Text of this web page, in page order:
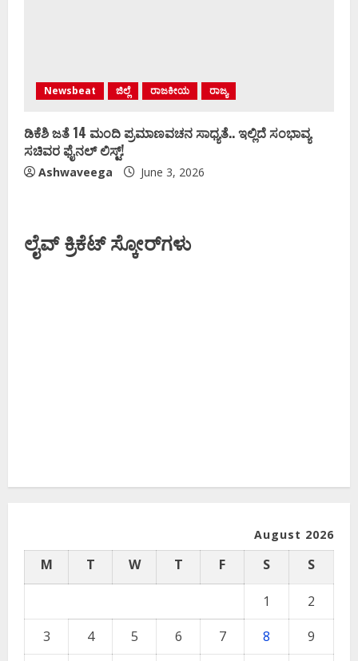
Newsbeat ಜಿಲ್ಲೆ ರಾಜಕೀಯ ರಾಜ್ಯ
ಡಿಕೆಶಿ ಜತೆ 14 ಮಂದಿ ಪ್ರಮಾಣವಚನ ಸಾಧ್ಯತೆ.. ಇಲ್ಲಿದೆ ಸಂಭಾವ್ಯ
ಸಚಿವರ ಫೈನಲ್ ಲಿಸ್ಟ್‌!
Ashwaveega June 3, 2026
ಲೈವ್ ಕ್ರಿಕೆಟ್ ಸ್ಕೋರ್‌ಗಳು
August 2026
M T W T F S S
1
2
3
4 5 6 7 8
9